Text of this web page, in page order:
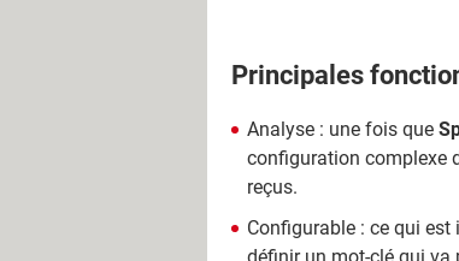
Principales
Analyse : une fois que
configuration complexe
reçus.
Configurable : ce qui est
définir un mot-clé qui va